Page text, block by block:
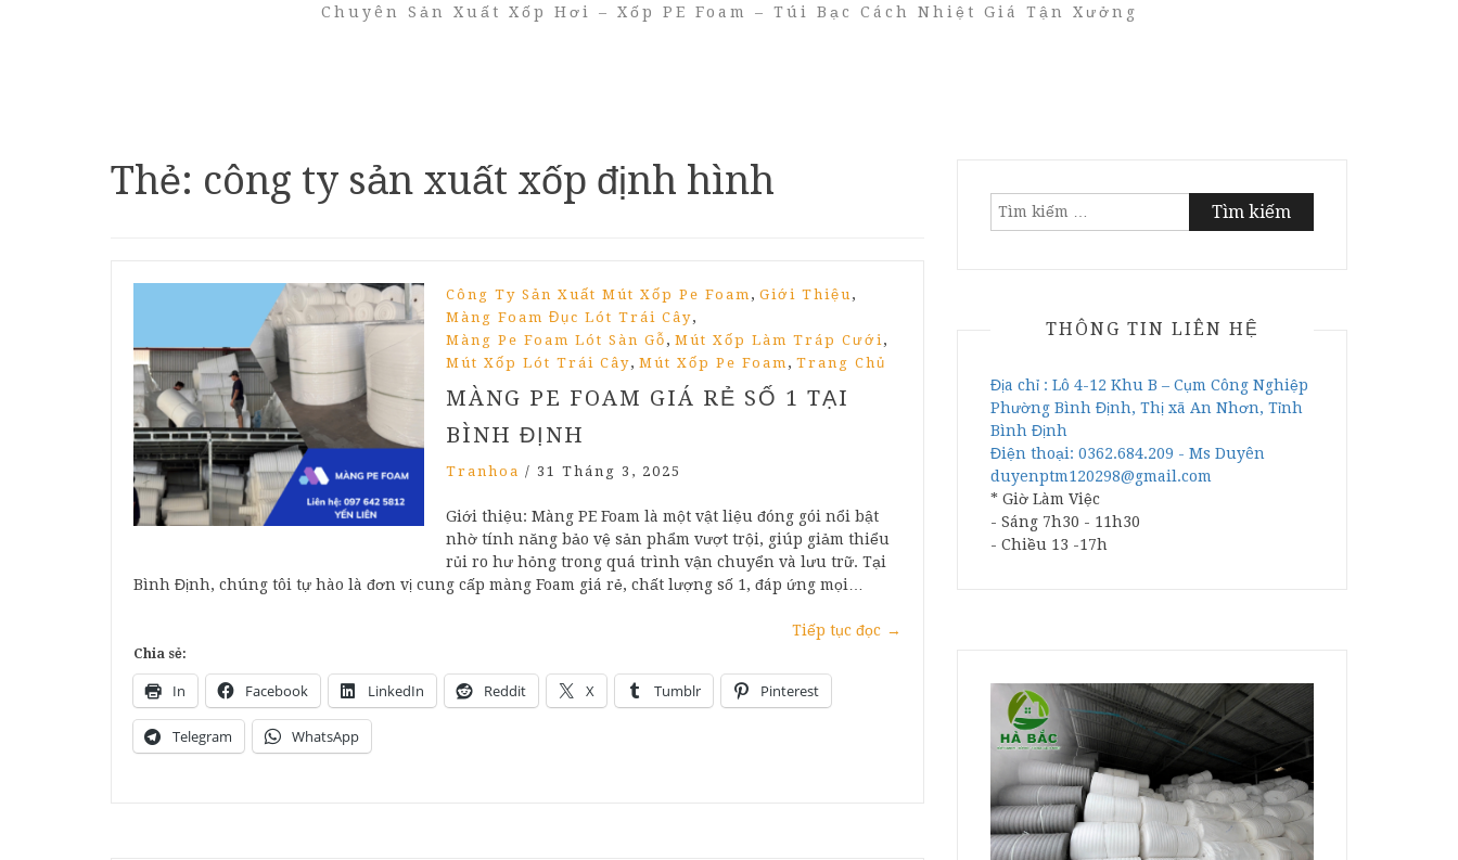
Chuyên Sản Xuất Xốp Hơi – Xốp PE Foam – Túi Bạc Cách Nhiệt Giá Tận Xưởng
Thẻ: công ty sản xuất xốp định hình
Công Ty Sản Xuất Mút Xốp Pe Foam , Giới Thiệu ,
Màng Foam Đục Lót Trái Cây,
Màng Pe Foam Lót Sàn Gỗ , Mút Xốp Làm Tráp Cưới ,
Mút Xốp Lót Trái Cây, Mút Xốp Pe Foam , Trang Chủ
MÀNG PE FOAM GIÁ RẺ SỐ 1 TẠI
BÌNH ĐỊNH
Tranhoa / 31 Tháng 3, 2025
Giới thiệu: Màng PE Foam là một vật liệu đóng gói nổi bật
nhờ tính năng bảo vệ sản phẩm vượt trội, giúp giảm thiểu
rủi ro hư hỏng trong quá trình vận chuyển và lưu trữ. Tại
Bình Định, chúng tôi tự hào là đơn vị cung cấp màng Foam giá rẻ, chất lượng số 1, đáp ứng mọi…
Tiếp tục đọc →
Chia sẻ:
In Facebook LinkedIn Reddit X Tumblr Pinterest
Telegram WhatsApp
Tìm
THÔNG TIN LIÊN HỆ
Địa chỉ : Lô 4-12 Khu B – Cụm Công Nghiệp
Phường Bình Định, Thị xã An Nhơn, Tỉnh
Bình Định
Điện thoại: 0362.684.209 - Ms Duyên
duyenptm120298@gmail.com
* Giờ Làm Việc
- Sáng 7h30 - 11h30
- Chiều 13 -17h